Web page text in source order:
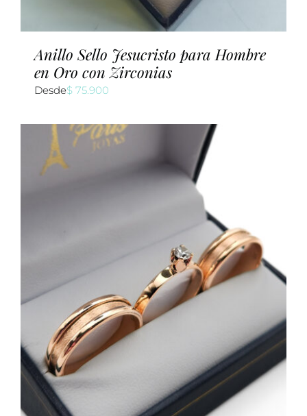
Anillo Sello Jesucristo para Hombre
en Oro con Zirconias
Desde$ 75.900